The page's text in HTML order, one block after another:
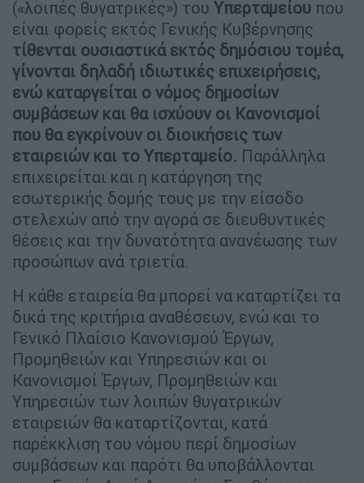
(«λοιπές θυγατρικές») του Υπερταμείου που
είναι φορείς εκτός Γενικής Κυβέρνησης
τίθενται ουσιαστικά εκτός δημόσιου τομέα,
γίνονται δηλαδή ιδιωτικές επιχειρήσεις,
ενώ καταργείται ο νόμος δημοσίων
συμβάσεων και θα ισχύουν οι Κανονισμοί
που θα εγκρίνουν οι διοικήσεις των
εταιρειών και το Υπερταμείο. Παράλληλα
επιχειρείται και η κατάργηση της
εσωτερικής δομής τους με την είσοδο
στελεχών από την αγορά σε διευθυντικές
θέσεις και την δυνατότητα ανανέωσης των
προσώπων ανά τριετία.
Η κάθε εταιρεία θα μπορεί να καταρτίζει τα
δικά της κριτήρια αναθέσεων, ενώ και το
Γενικό Πλαίσιο Κανονισμού Έργων,
Προμηθειών και Υπηρεσιών και οι
Κανονισμοί Έργων, Προμηθειών και
Υπηρεσιών των λοιπών θυγατρικών
εταιρειών θα καταρτίζονται, κατά
παρέκκλιση του νόμου περί δημοσίων
συμβάσεων και παρότι θα υποβάλλονται